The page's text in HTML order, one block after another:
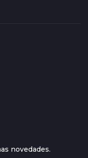
novedades.